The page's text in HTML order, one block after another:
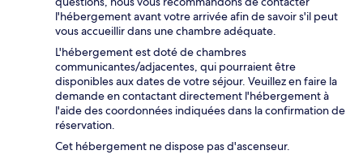
l'hébergement avant votre arrivée afin de savoir s'il peut
vous accueillir dans une chambre adéquate.
L'hébergement est doté de chambres
communicantes/adjacentes, qui pourraient être
disponibles aux dates de votre séjour. Veuillez en faire la
demande en contactant directement l'hébergement à
l'aide des coordonnées indiquées dans la confirmation de
réservation.
Cet hébergement ne dispose pas d'ascenseur.